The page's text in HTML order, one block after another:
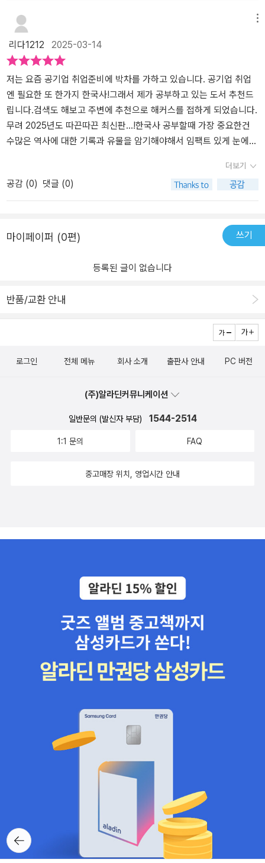
을 키웁니다.개념을 문제에 적용하는 방법을 알려주는 친절한 첨삭
해설로 쉽게 문제를 풀 수 있어요.또 나올 필수 기출문제의 핵심 키워
드는 한 번 더 암기해요.오답 선택지의 핵심 포인트를 바르게 체크하
고 넘어갈 수 있어요.시대별 기출로 마무리로 시대별 학습을 마무리
하고 기출 모의고사 1회분을 풀면서 실력을 점검합니다.실제 한국사
능력검정시험의 빈출 주제 TOP5인 사건, 인물, 왕, 문화유산, 단체를
모아 알짜 개념만 요약!!​한국사능력검정시험 준비를 위해서 뿐 아니
라 한국사에 관심을 보이기 시작한 아이들이 봐도 재미있을 것 같아
요.한능검 기본은 초등학생들도 많이 준비하는터라 어렵지않고 좋을
것들이 중요한 포인트인지 알 수 있어요그리고 한국사를 처음 시작하
는 분들에게 더 쉽게 이해되도록 먼저 '스토리 미리보기'로 기출문제
를 스토리로 보여줌으로써 재미있게 공부할 수 있고 마인드맵으로 개
념을 꼼꼼하게 정리하고 있어서 혼자서 공부하기에도 어렵지않아요
단계별 기출문제 풀이 시스템로 실전 감각익히기1단계 선긋기 퀴즈
와 기출 키워드 초성 퀴즈로 시험에 나오는 핵심 키워드를 암기할 수
있는 '퀴즈로 개념다지기', 2단계 주제별 필수 기출문제를 통해 시험
출제경향을 파악할 수 있는 '기출로 실전 감각 키우기', 3단계 각 시대
별 마무리 단계에서 다양한 유형을 다루면서 실전 감각 쌓기 좋은 '시
약하고 빈칸 채우기 문제를 통해서 학습한 내용을 다시 한번 반복하
고 암기할 수 있게 해주는 '핵심 키워드로 단원 마무리', 5단계 모든 개
념 학습과 문제 풀이를 풀고 실제 시험과 동일한 구성의 모의고사 1회
력 점검 기출 모의고사'로 구성되어있는데 단계별로 기출 문제를 풀
다보면 자연스럽게 출제유형을 파악할 수 있고 실전감각을 익히는데
많은 도움이 되네요빈출주제 TOP 5로 끝내는 합격직행노트합격직
물/단체’로 보기 좋게 요약하고 정리해놔서 시험 전날이나 시험장에
각 주제를 시대순으로 정리하여 시대의 흐름을 파악하고 핵심 내용을
암기할 수 있도록 구성되어 있어서 시험전에 마무리용으로 너무 좋아
요한눈에 흐름 잡는 빈출 키워드 연표시험에 자주 출제되는 사건의
고 QR코드를 통해 시대별로 개념 정리가 가능한 '무료 시대흐름잡기
특강'을 보면서 공부하면 훨씬 더 도움이 될거에요
리다1212 2025-03-14
저는 요즘 공기업 취업준비에 박차를 가하고 있습니다. ​공기업 취업
엔 필요한 또 한가지 한국사!그래서 제가 공부하고 있는 도서 추천드
립니다.검색도 해보고 주변에 추천으로 해커스를 접하게 되었습니다.
무려 2025년도 따끈따끈 최신판...!한국사 공부할때 가장 중요한건
수많은 역사에 대한 기록과 유물을 암기해야해서 임팩트 있게 눈에
시피 올컬로로 이해가 쏙쏙되게 도와주고 필기가 따로 필요없이 필요
한 부분표시까지 완벽합니다!책 선택 부터 잘 해야 수월하게 공부 할
수 있다고 생각했어요~!​공공기관을 준비하다보면 따야할 자격증이
2주면 목표달성 할 수 있게끔 스케쥴을 다 잡아줍니다.​공부할 때 갈
피를 못잡겠다 하면 책에서 나온 내용 대로만 하면 되니깐 좋았습니
다.시험장에 꼭 가져가야하는 합격노트까지 완벽했습니다!​책을 여러
에 걱정 없었어요.​2주완성 공부방법에 대해서도 자세히 알려주니 꼭
어떻게 공부해야되고, 어떤게 요점인지를 집어주며친절한 그림설명
과 꿀팁까지 올~~~컬러로 정리된게 좋았습니다!​금같은 시간 한국사
2주만에 완성하고 다음스텝으로 넘어가보아요!​누구나 어려워 하는
기본기 다지기가 어렵다면 이 책 꼭 보셔야합니다!!​이 글은 문화충전
200% 네어버 카페 서평단 이벤트에 참여하여 도서를 제공받아 읽고
솔직하게 작성한 후기입니다.​​
더보기
공감 (0) 댓글 (0)
마이페이퍼 (0편) 쓰기
등록된 글이 없습니다
반품/교환 안내
뒤로가
기
로그인 전체 메뉴 회사 소개 출판사 안내 PC 버전
(주)알라딘커뮤니케이션
일반문의 (발신자 부담) 1544-2514
1:1 문의 FAQ
중고매장 위치, 영업시간 안내